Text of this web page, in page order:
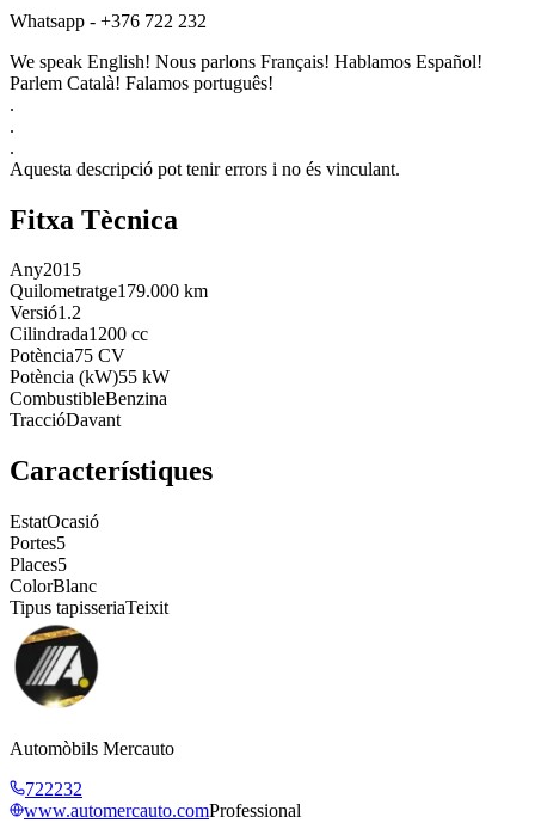
Whatsapp - +376 722 232
We speak English! Nous parlons Français! Hablamos Español!
Parlem Català! Falamos português!
.
.
.
Aquesta descripció pot tenir errors i no és vinculant.
Fitxa Tècnica
Any2015
Quilometratge179.000 km
Versió1.2
Cilindrada1200 cc
Potència75 CV
Potència (kW)55 kW
CombustibleBenzina
TraccióDavant
Característiques
EstatOcasió
Portes5
Places5
ColorBlanc
Tipus tapisseriaTeixit
Automòbils Mercauto
722232
www.automercauto.comProfessional